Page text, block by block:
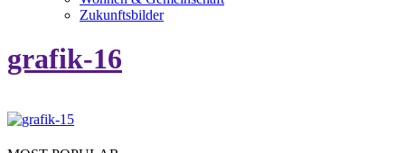
Zukunftsbilder
grafik-16